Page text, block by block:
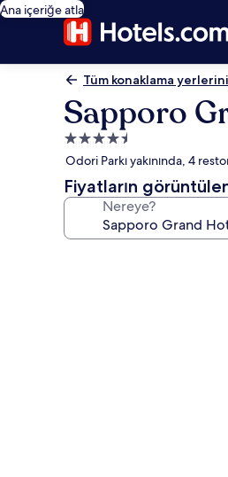
Ana içeriğe atla
Tüm konaklama
Sapporo
4.5
yıldızlı
konaklama
yeri
Odori Parkı yakınında, 4
Fiyatların
Nereye?